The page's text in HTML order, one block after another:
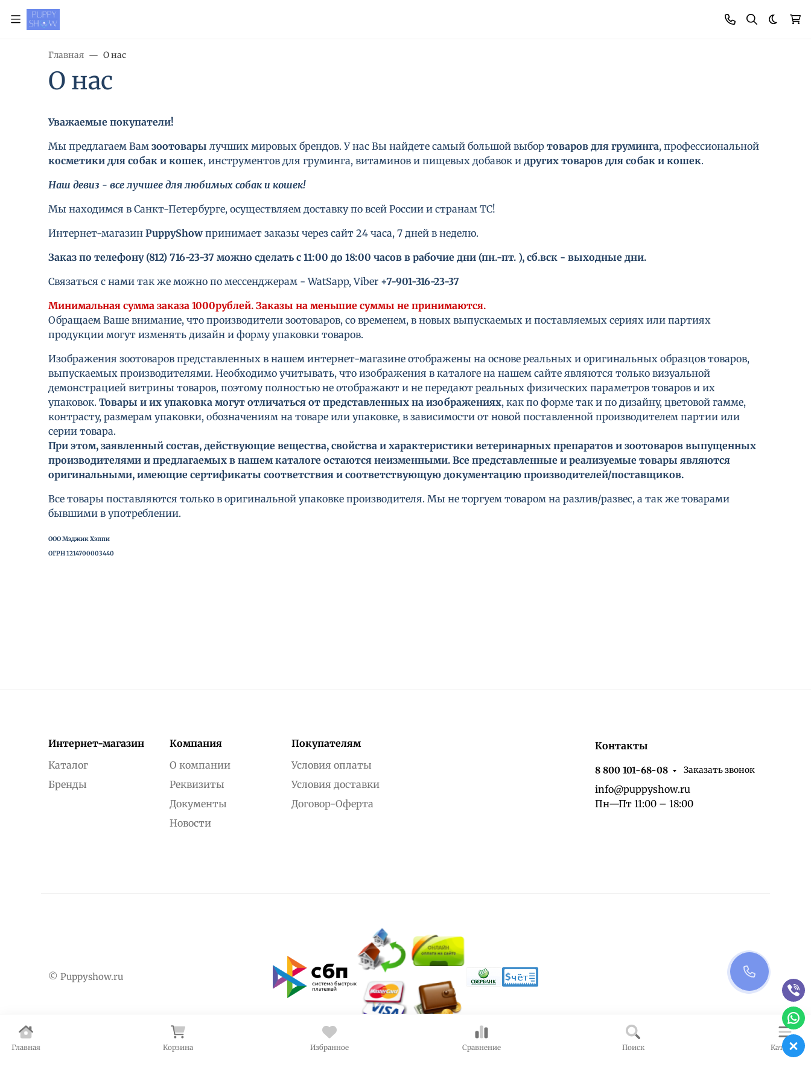
Главная Корзина Избранное Сравнение Поиск Каталог
Главная О нас
О нас
Уважаемые покупатели!
Мы предлагаем Вам зоотовары лучших мировых брендов. У нас Вы найдете самый большой выбор товаров для груминга, профессиональной
косметики для собак и кошек, инструментов для груминга, витаминов и пищевых добавок и других товаров для собак и кошек.
Наш девиз - все лучшее для любимых собак и кошек!
Мы находимся в Санкт-Петербурге, осуществляем доставку по всей России и странам ТС!
Интернет-магазин PuppyShow принимает заказы через сайт 24 часа, 7 дней в неделю.
Заказ по телефону (812) 716-23-37 можно сделать с 11:00 до 18:00 часов в рабочие дни (пн.-пт. ), сб.вск - выходные дни.
Связаться с нами так же можно по мессенджерам - WatSapp, Viber +7-901-316-23-37
Минимальная сумма заказа 1000рублей. Заказы на меньшие суммы не принимаются.
Обращаем Ваше внимание, что производители зоотоваров, со временем, в новых выпускаемых и поставляемых сериях или партиях
продукции могут изменять дизайн и форму упаковки товаров.
Изображения зоотоваров представленных в нашем интернет-магазине отображены на основе реальных и оригинальных образцов товаров,
выпускаемых производителями. Необходимо учитывать, что изображения в каталоге на нашем сайте являются только визуальной
демонстрацией витрины товаров, поэтому полностью не отображают и не передают реальных физических параметров товаров и их
упаковок. Товары и их упаковка могут отличаться от представленных на изображениях, как по форме так и по дизайну, цветовой гамме,
контрасту, размерам упаковки, обозначениям на товаре или упаковке, в зависимости от новой поставленной производителем партии или
серии товара.
При этом, заявленный состав, действующие вещества, свойства и характеристики ветеринарных препаратов и зоотоваров выпущенных
производителями и предлагаемых в нашем каталоге остаются неизменными. Все представленные и реализуемые товары являются
оригинальными, имеющие сертификаты соответствия и соответствующую документацию производителей/поставщиков.
Все товары поставляются только в оригинальной упаковке производителя. Мы не торгуем товаром на разлив/развес, а так же товарами
бывшими в употреблении.
ООО Мэджик Хэппи
ОГРН 1214700003440
Интернет-магазин
Каталог
Бренды
Компания
О компании
Реквизиты
Документы
Новости
Покупателям
Условия оплаты
Условия доставки
Договор-Оферта
Контакты
8 800 101-68-08 Заказать звонок
info@puppyshow.ru
Пн—Пт 11:00 – 18:00
© Puppyshow.ru